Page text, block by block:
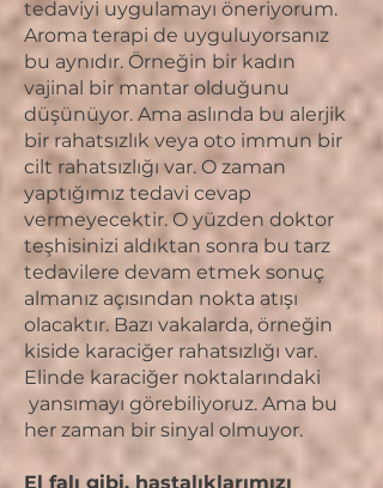
tedaviyi uygulamayı öneriyorum.
Aroma terapi de uyguluyorsanız
bu aynıdır. Örneğin bir kadın
vajinal bir mantar olduğunu
düşünüyor. Ama aslında bu alerjik
bir rahatsızlık veya oto immun bir
cilt rahatsızlığı var. O zaman
yaptığımız tedavi cevap
vermeyecektir. O yüzden doktor
teşhisinizi aldıktan sonra bu tarz
tedavilere devam etmek sonuç
almanız açısından nokta atışı
olacaktır. Bazı vakalarda, örneğin
kiside karaciğer rahatsızlığı var.
Elinde karaciğer noktalarındaki
yansımayı görebiliyoruz. Ama bu
her zaman bir sinyal olmuyor.
El falı gibi, hastalıklarımızı